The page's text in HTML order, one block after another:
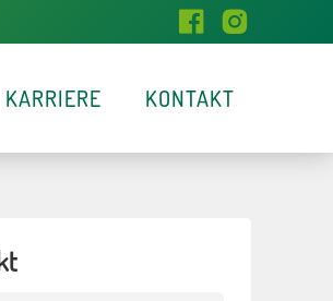
KARRIERE KONTAKT